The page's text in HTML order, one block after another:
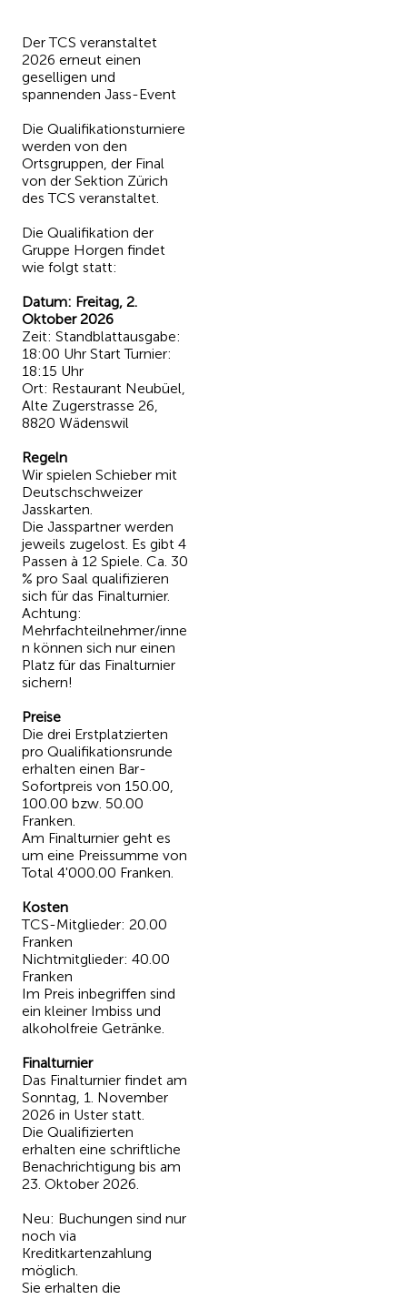
Der TCS veranstaltet
2026 erneut einen
geselligen und
spannenden Jass-Event
Die Qualifikationsturniere
werden von den
Ortsgruppen, der Final
von der Sektion Zürich
des TCS veranstaltet.
Die Qualifikation der
Gruppe Horgen findet
wie folgt statt:
Datum: Freitag, 2.
Oktober 2026
Zeit: Standblattausgabe:
18:00 Uhr Start Turnier:
18:15 Uhr
Ort: Restaurant Neubüel,
Alte Zugerstrasse 26,
8820 Wädenswil
Regeln
Wir spielen Schieber mit
Deutschschweizer
Jasskarten.
Die Jasspartner werden
jeweils zugelost. Es gibt 4
Passen à 12 Spiele. Ca. 30
% pro Saal qualifizieren
sich für das Finalturnier.
Achtung:
Mehrfachteilnehmer/inne
n können sich nur einen
Platz für das Finalturnier
sichern!
Preise
Die drei Erstplatzierten
pro Qualifikationsrunde
erhalten einen Bar-
Sofortpreis von 150.00,
100.00 bzw. 50.00
Franken.
Am Finalturnier geht es
um eine Preissumme von
Total 4'000.00 Franken.
Kosten
TCS-Mitglieder: 20.00
Franken
Nichtmitglieder: 40.00
Franken
Im Preis inbegriffen sind
ein kleiner Imbiss und
alkoholfreie Getränke.
Finalturnier
Das Finalturnier findet am
Sonntag, 1. November
2026 in Uster statt.
Die Qualifizierten
erhalten eine schriftliche
Benachrichtigung bis am
23. Oktober 2026.
Neu: Buchungen sind nur
noch via
Kreditkartenzahlung
möglich.
Sie erhalten die